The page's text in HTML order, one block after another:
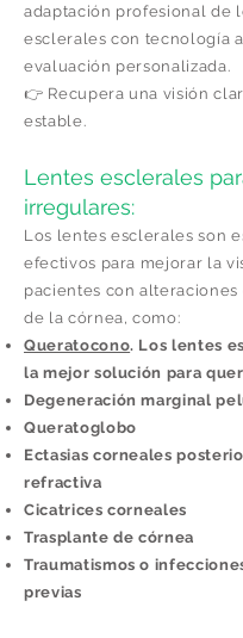
adaptación profesional de
esclerales con tecnología
evaluación personalizada.
👉 Recupera una visión
estable.
Lentes esclerales
irregulares:
Los lentes esclerales son
efectivos para mejorar la
pacientes con alteraciones
de la córnea, como:
Queratocono. Los lentes
la mejor solución para
Degeneración marginal
Queratoglobo
Ectasias corneales
refractiva
Cicatrices corneales
Trasplante de córnea
Traumatismos o
previas